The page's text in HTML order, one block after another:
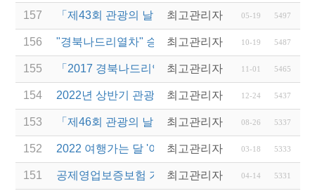
157 「제43회 관광의 날 기념식」개최(최초게시일
최고관리자 05-19 5497
156 "경북나드리열차" 승무원 계약직 근로자 모집
최고관리자 10-19 5487
155 「2017 경북나드리열차 전담여행사 운영」 모집 공
최고관리자 11-01 5465
154 2022년 상반기 관광진흥개발기금 융자 시행 안내
최고관리자 12-24 5437
153 「제46회 관광의 날」경상북도 관광진흥유공 표창
최고관리자 08-26 5337
152 2022 여행가는 달 '여행업계 특별관' 민간여행업계
최고관리자 03-18 5333
151 공제영업보증보험 가입금액 및 업무처리규정 변경
최고관리자 04-14 5331